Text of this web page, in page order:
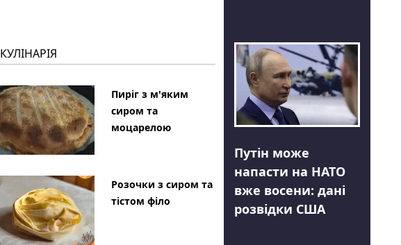
КУЛІНАРІЯ
Пиріг з м'яким
сиром та
моцарелою
Розочки з сиром та
тістом філо
Путін може
напасти на НАТО
вже восени: дані
розвідки США